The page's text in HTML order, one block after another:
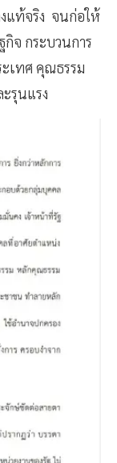
แท้จริง จนก่อให้
กิจ กระบวนการ
เทศ คุณธรรม
ะรุนแรง